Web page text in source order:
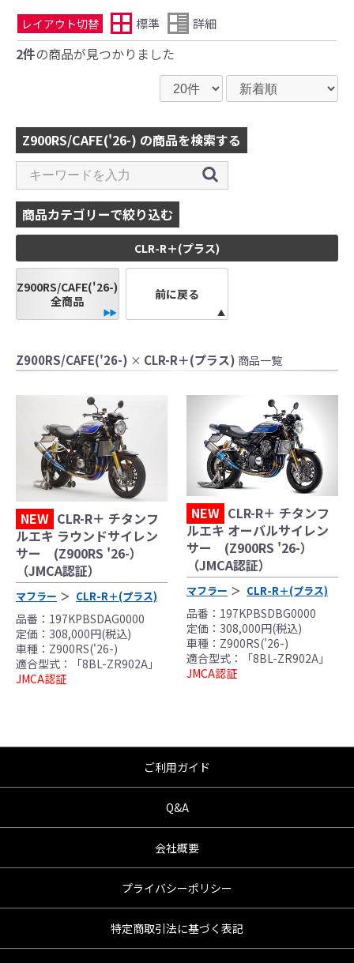
レイアウト切替 標準 詳細
2件の商品が見つかりました
Z900RS/CAFE('26-) の商品を検索する
商品カテゴリーで絞り込む
CLR-R＋(プラス)
Z900RS/CAFE('26-)
全商品
前に戻る
Z900RS/CAFE('26-) × CLR-R＋(プラス) 商品一覧
NEW CLR-R＋ チタンフ
ルエキ ラウンドサイレン
サー (Z900RS '26-）
（JMCA認証）
マフラー CLR-R＋(プラス)
品番：197KPBSDAG0000
定価：308,000円(税込)
車種：Z900RS('26-)
適合型式：「8BL-ZR902A」
JMCA認証
NEW CLR-R＋ チタンフ
ルエキ オーバルサイレン
サー (Z900RS '26-）
（JMCA認証）
マフラー CLR-R＋(プラス)
品番：197KPBSDBG0000
定価：308,000円(税込)
車種：Z900RS('26-)
適合型式：「8BL-ZR902A」
JMCA認証
●当HP内では、マフラーの取付けイメージをわ
かりやすくするために一般車両に装着した写
真を使用しております。
り公道（※）での使用は出来ません。
ではございません。
レースでの使用に際しては、主催者が発行す
る競技規則を確認の上、お客様ご自身の判断
により装着をお願い致します。
●取り付けについては専門の資格と知識・経験
を有した整備士が、指定のサービスマニュア
ル、指定の基準に基づいた取り付けを行って
ください。
なお、取付時、使用時、その他で起きた全て
の事故、故障に対し保険、保証等は一切無
く、商品の返品、クレーム等も受付できませ
んので、あらかじめご了承ください。
●商品の仕様・価格につきましては事前の予告
無く変更となる場合がありますので了承願い
ます。
●商品は、予告無く販売終了する場合がありま
ご利用ガイド
Q&A
会社概要
プライバシーポリシー
特定商取引法に基づく表記